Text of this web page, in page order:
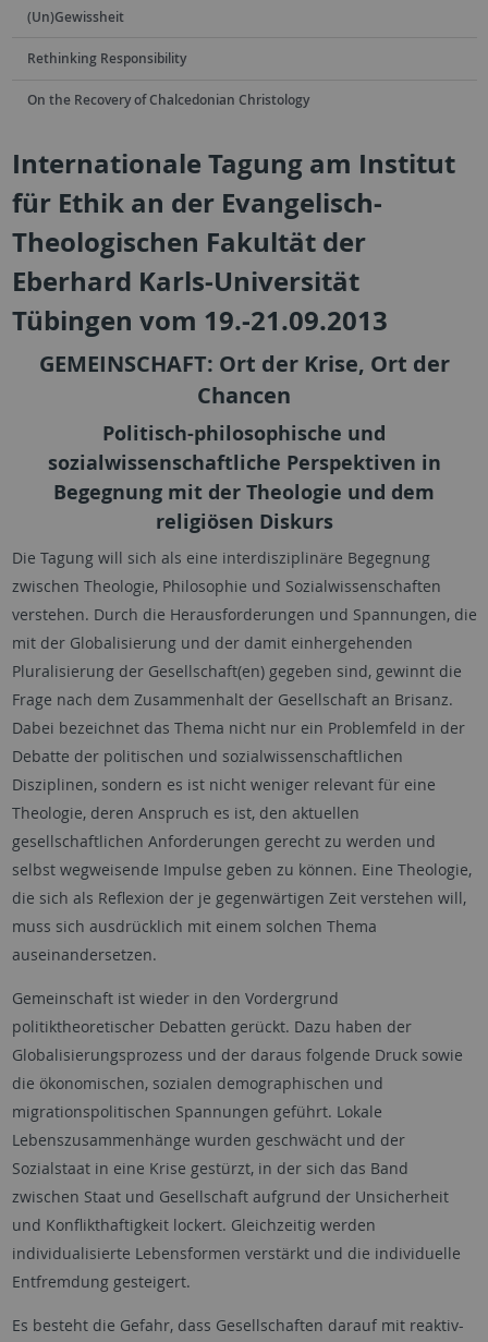
(Un)Gewissheit
Rethinking Responsibility
On the Recovery of Chalcedonian Christology
Internationale Tagung am Institut
für Ethik an der Evangelisch-
Theologischen Fakultät der
Eberhard Karls-Universität
Tübingen vom 19.-21.09.2013
GEMEINSCHAFT: Ort der Krise, Ort der
Chancen
Politisch-philosophische und
sozialwissenschaftliche Perspektiven in
Begegnung mit der Theologie und dem
religiösen Diskurs
Die Tagung will sich als eine interdisziplinäre Begegnung
zwischen Theologie, Philosophie und Sozialwissenschaften
verstehen. Durch die Herausforderungen und Spannungen, die
mit der Globalisierung und der damit einhergehenden
Pluralisierung der Gesellschaft(en) gegeben sind, gewinnt die
Frage nach dem Zusammenhalt der Gesellschaft an Brisanz.
Dabei bezeichnet das Thema nicht nur ein Problemfeld in der
Debatte der politischen und sozialwissenschaftlichen
Disziplinen, sondern es ist nicht weniger relevant für eine
Theologie, deren Anspruch es ist, den aktuellen
gesellschaftlichen Anforderungen gerecht zu werden und
selbst wegweisende Impulse geben zu können. Eine Theologie,
die sich als Reflexion der je gegenwärtigen Zeit verstehen will,
muss sich ausdrücklich mit einem solchen Thema
auseinandersetzen.
Gemeinschaft ist wieder in den Vordergrund
politiktheoretischer Debatten gerückt. Dazu haben der
Globalisierungsprozess und der daraus folgende Druck sowie
die ökonomischen, sozialen demographischen und
migrationspolitischen Spannungen geführt. Lokale
Lebenszusammenhänge wurden geschwächt und der
Sozialstaat in eine Krise gestürzt, in der sich das Band
zwischen Staat und Gesellschaft aufgrund der Unsicherheit
und Konflikthaftigkeit lockert. Gleichzeitig werden
individualisierte Lebensformen verstärkt und die individuelle
Entfremdung gesteigert.
Es besteht die Gefahr, dass Gesellschaften darauf mit reaktiv-